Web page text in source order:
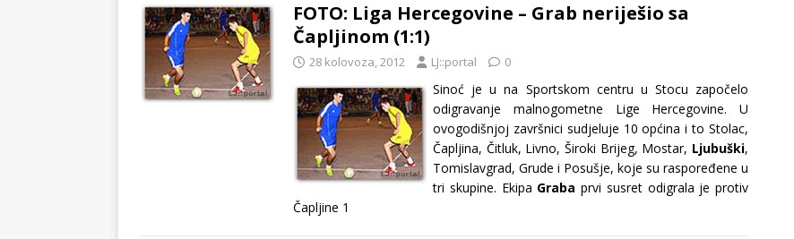
FOTO: Liga Hercegovine – Grab neriješio sa
Čapljinom (1:1)
28 kolovoza, 2012 LJ::portal 0
Sinoć je u na Sportskom centru u Stocu započelo
odigravanje malnogometne Lige Hercegovine. U
ovogodišnjoj završnici sudjeluje 10 općina i to Stolac,
Čapljina, Čitluk, Livno, Široki Brijeg, Mostar, Ljubuški,
Tomislavgrad, Grude i Posušje, koje su raspoređene u
tri skupine. Ekipa Graba prvi susret odigrala je protiv
Čapljine 1